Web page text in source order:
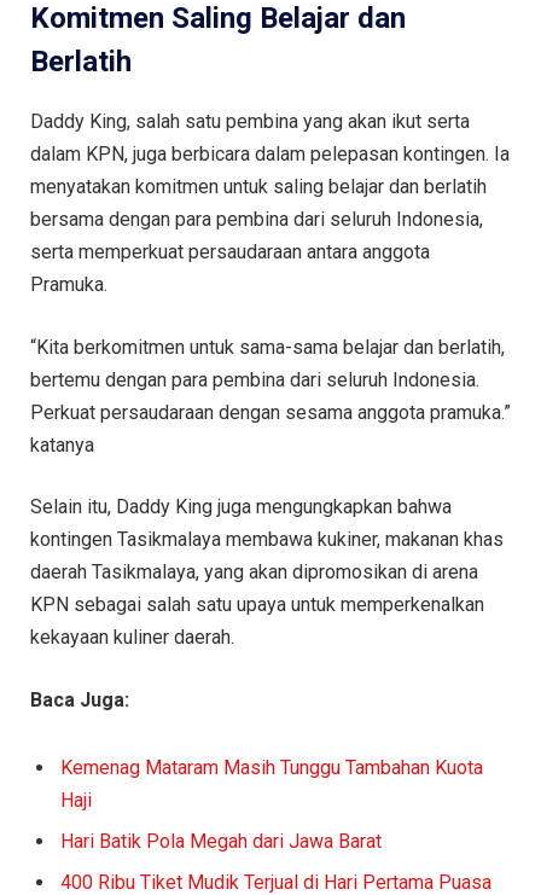
Komitmen Saling Belajar dan
Berlatih
Daddy King, salah satu pembina yang akan ikut serta
dalam KPN, juga berbicara dalam pelepasan kontingen. Ia
menyatakan komitmen untuk saling belajar dan berlatih
bersama dengan para pembina dari seluruh Indonesia,
serta memperkuat persaudaraan antara anggota
Pramuka.
“Kita berkomitmen untuk sama-sama belajar dan berlatih,
bertemu dengan para pembina dari seluruh Indonesia.
Perkuat persaudaraan dengan sesama anggota pramuka.”
katanya
Selain itu, Daddy King juga mengungkapkan bahwa
kontingen Tasikmalaya membawa kukiner, makanan khas
daerah Tasikmalaya, yang akan dipromosikan di arena
KPN sebagai salah satu upaya untuk memperkenalkan
kekayaan kuliner daerah.
Baca Juga:
Kemenag Mataram Masih Tunggu Tambahan Kuota
Haji
Hari Batik Pola Megah dari Jawa Barat
400 Ribu Tiket Mudik Terjual di Hari Pertama Puasa